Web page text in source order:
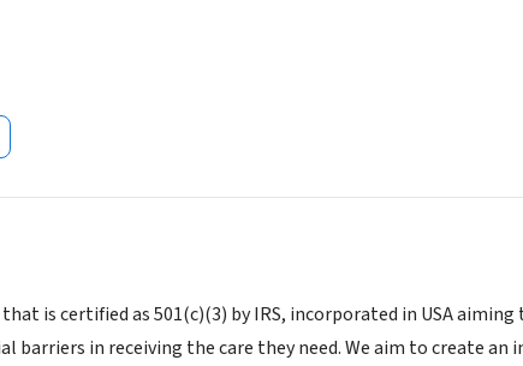
is certified as 501(c)(3) by IRS, incorporated in USA
barriers in receiving the care they need. We aim to create